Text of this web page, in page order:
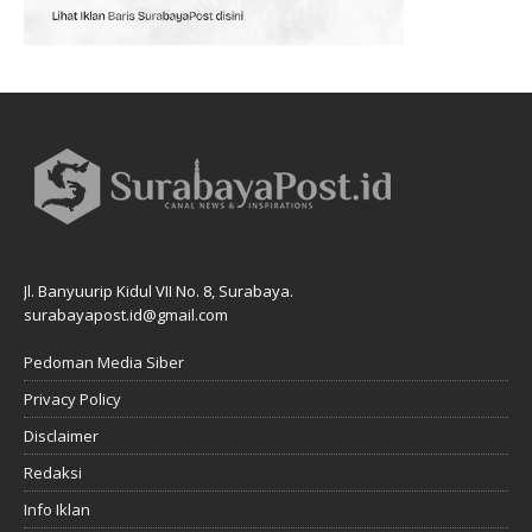
Jl. Banyuurip Kidul VII No. 8, Surabaya.
surabayapost.id@gmail.com
Pedoman Media Siber
Privacy Policy
Disclaimer
Redaksi
Info Iklan